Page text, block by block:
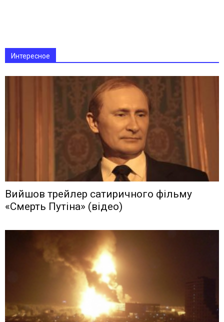
Интересное
Вийшов трейлер сатиричного фільму
«Смерть Путіна» (відео)